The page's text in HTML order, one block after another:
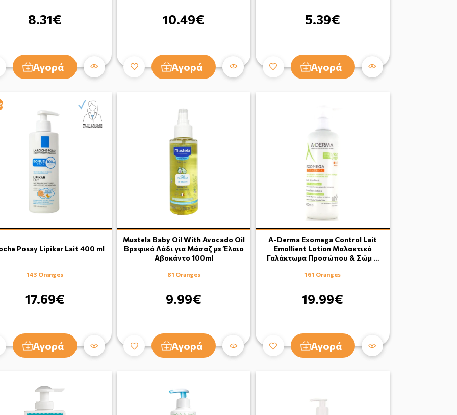
8.31€
Αγορά
10.49€
Αγορά
5.39€
Αγορά
Posay Lipikar Lait 400 ml
143 Oranges
17.69€
Αγορά
Mustela Baby Oil With Avocado Oil
Βρεφικό Λάδι για Μάσαζ με Έλαιο
Αβοκάντο 100ml
81 Oranges
9.99€
Αγορά
A-Derma Exomega Control Lait
Emollient Lotion Μαλακτικό
Γαλάκτωμα Προσώπου & Σώμ …
161 Oranges
19.99€
Αγορά